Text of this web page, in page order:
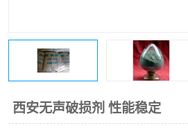
西安无声破损剂 性能稳定
碳布胶
融雪剂